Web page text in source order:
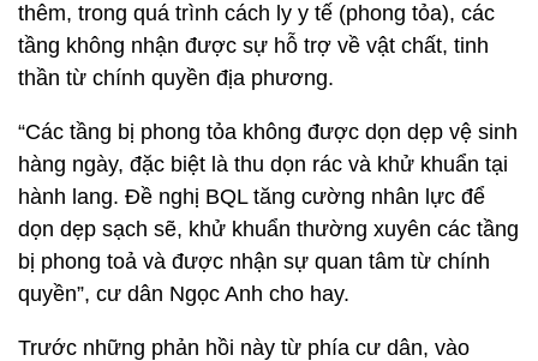
thêm, trong quá trình cách ly y tế (phong tỏa), các
tầng không nhận được sự hỗ trợ về vật chất, tinh
thần từ chính quyền địa phương.
“Các tầng bị phong tỏa không được dọn dẹp vệ sinh
hàng ngày, đặc biệt là thu dọn rác và khử khuẩn tại
hành lang. Đề nghị BQL tăng cường nhân lực để
dọn dẹp sạch sẽ, khử khuẩn thường xuyên các tầng
bị phong toả và được nhận sự quan tâm từ chính
quyền”, cư dân Ngọc Anh cho hay.
Trước những phản hồi này từ phía cư dân, vào